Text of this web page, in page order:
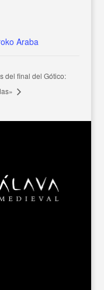
Araba
del final del Gótico: